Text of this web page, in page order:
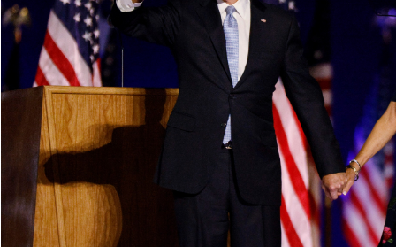
Theo dõi báo trên
Hotline
0906 645 777
Liên hệ quảng cáo
0908 780 404
Đặt báo Quảng cáo Tòa soạn Chính sách bảo
Tổng biên tập: Nguyễn Ngọc Toàn
Phó tổng biên tập thường trực: Hải Thành
Phó tổng biên tập: Lâm Hiếu Dũng
Phó tổng biên tập: Trần Việt Hưng
Tổng thư ký tòa soạn: Đức Trung